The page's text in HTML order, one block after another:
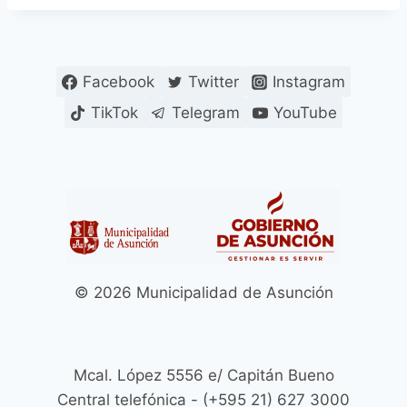
Facebook Twitter
Instagram
TikTok
Telegram YouTube
© 2026 Municipalidad de Asunción
Mcal. López 5556 e/ Capitán Bueno
Central telefónica - (+595 21) 627 3000